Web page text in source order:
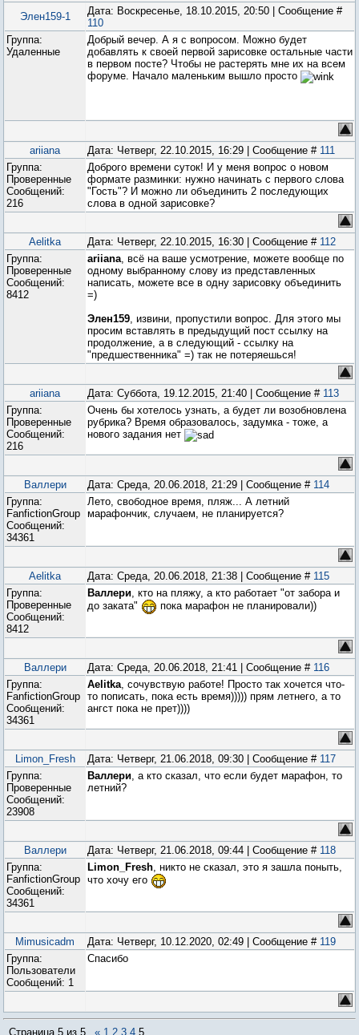
Элен159-1
Дата: Воскресенье, 18.10.2015, 20:50 | Сообщение #
110
Группа:
Удаленные
Добрый вечер. А я с вопросом. Можно будет
добавлять к своей первой зарисовке остальные части
в первом посте? Чтобы не растерять мне их на всем
форуме. Начало маленьким вышло просто
ariiana Дата: Четверг, 22.10.2015, 16:29 | Сообщение # 111
Группа:
Проверенные
Сообщений:
216
Доброго времени суток! И у меня вопрос о новом
формате разминки: нужно начинать с первого слова
"Гость"? И можно ли объединить 2 последующих
слова в одной зарисовке?
Aelitka Дата: Четверг, 22.10.2015, 16:30 | Сообщение # 112
Группа:
Проверенные
Сообщений:
8412
ariiana, всё на ваше усмотрение, можете вообще по
одному выбранному слову из представленных
написать, можете все в одну зарисовку объединить
=)
Элен159, извини, пропустили вопрос. Для этого мы
просим вставлять в предыдущий пост ссылку на
продолжение, а в следующий - ссылку на
"предшественника" =) так не потеряешься!
ariiana Дата: Суббота, 19.12.2015, 21:40 | Сообщение # 113
Группа:
Проверенные
Сообщений:
216
Очень бы хотелось узнать, а будет ли возобновлена
рубрика? Время образовалось, задумка - тоже, а
нового задания нет
Валлери Дата: Среда, 20.06.2018, 21:29 | Сообщение # 114
Группа:
FanfictionGroup
Сообщений:
34361
Лето, свободное время, пляж... А летний
марафончик, случаем, не планируется?
Aelitka Дата: Среда, 20.06.2018, 21:38 | Сообщение # 115
Группа:
Проверенные
Сообщений:
8412
Валлери, кто на пляжу, а кто работает "от забора и
до заката"
пока марафон не планировали))
Валлери Дата: Среда, 20.06.2018, 21:41 | Сообщение # 116
Группа:
FanfictionGroup
Сообщений:
34361
Aelitka, сочувствую работе! Просто так хочется что-
то пописать, пока есть время))))) прям летнего, а то
ангст пока не прет))))
Limon_Fresh Дата: Четверг, 21.06.2018, 09:30 | Сообщение # 117
Группа:
Проверенные
Сообщений:
23908
Валлери, а кто сказал, что если будет марафон, то
летний?
Валлери Дата: Четверг, 21.06.2018, 09:44 | Сообщение # 118
Группа:
FanfictionGroup
Сообщений:
34361
Limon_Fresh, никто не сказал, это я зашла поныть,
что хочу его
Mimusicadm Дата: Четверг, 10.12.2020, 02:49 | Сообщение # 119
Группа:
Пользователи
Сообщений: 1
Спасибо
Страница 5 из 5 « 1 2 3 4 5